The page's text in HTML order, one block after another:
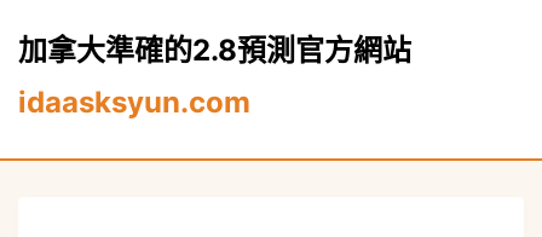
加拿大準確的2.8預測官方網站
idaasksyun.com